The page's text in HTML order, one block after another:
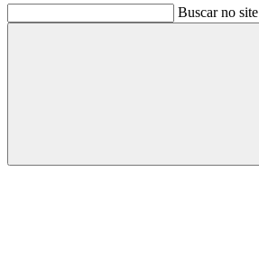
Buscar no site
Buscar